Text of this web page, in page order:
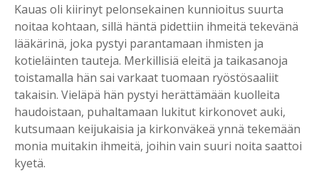
Kauas oli kiirinyt pelonsekainen kunnioitus suurta
noitaa kohtaan, sillä häntä pidettiin ihmeitä tekevänä
lääkärinä, joka pystyi parantamaan ihmisten ja
kotieläinten tauteja. Merkillisiä eleitä ja taikasanoja
toistamalla hän sai varkaat tuomaan ryöstösaaliit
takaisin. Vieläpä hän pystyi herättämään kuolleita
haudoistaan, puhaltamaan lukitut kirkonovet auki,
kutsumaan keijukaisia ja kirkonväkeä ynnä tekemään
monia muitakin ihmeitä, joihin vain suuri noita saattoi
kyetä.